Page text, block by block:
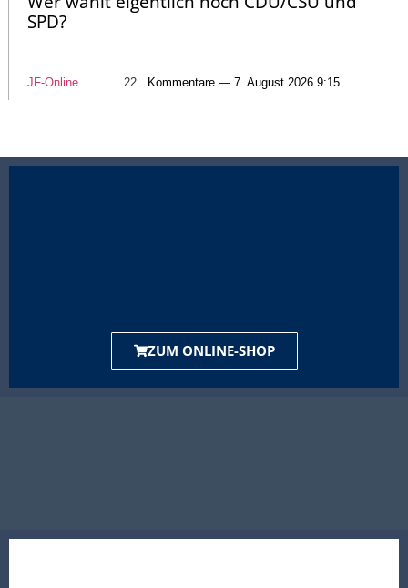
SPD?
JF-Online 22 Kommentare — 7. August 2026 9:15
ZUM ONLINE-SHOP